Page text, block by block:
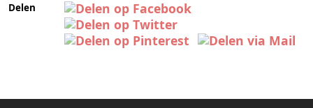
Delen